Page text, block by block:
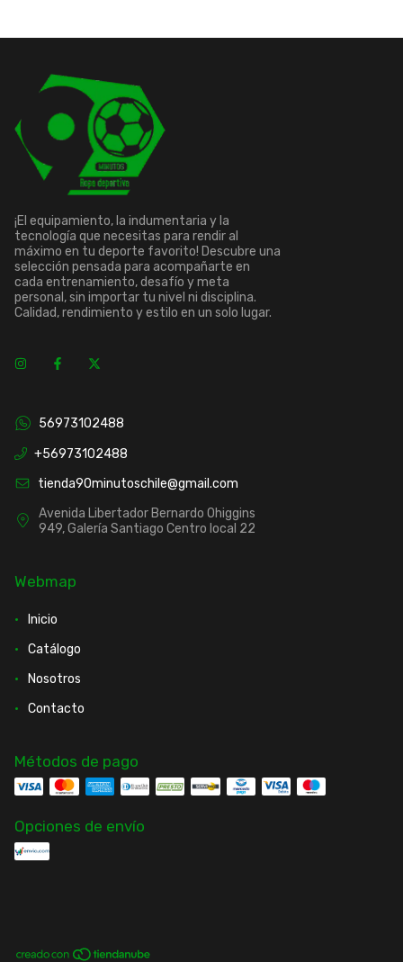
¡El equipamiento, la indumentaria y la
tecnología que necesitas para rendir al
máximo en tu deporte favorito! Descubre una
selección pensada para acompañarte en
cada entrenamiento, desafío y meta
personal, sin importar tu nivel ni disciplina.
Calidad, rendimiento y estilo en un solo lugar.
56973102488
+56973102488
tienda90minutoschile@gmail.com
Avenida Libertador Bernardo Ohiggins
949, Galería Santiago Centro local 22
Webmap
Inicio
Catálogo
Nosotros
Contacto
Métodos de pago
Opciones de envío